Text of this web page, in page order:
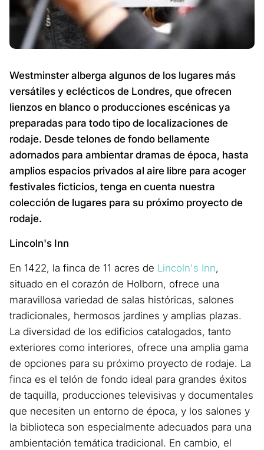
Westminster alberga algunos de los lugares más
versátiles y eclécticos de Londres, que ofrecen
lienzos en blanco o producciones escénicas ya
preparadas para todo tipo de localizaciones de
rodaje. Desde telones de fondo bellamente
adornados para ambientar dramas de época, hasta
amplios espacios privados al aire libre para acoger
festivales ficticios, tenga en cuenta nuestra
colección de lugares para su próximo proyecto de
rodaje.
Lincoln's Inn
En 1422, la finca de 11 acres de Lincoln's Inn,
situado en el corazón de Holborn, ofrece una
maravillosa variedad de salas históricas, salones
tradicionales, hermosos jardines y amplias plazas.
La diversidad de los edificios catalogados, tanto
exteriores como interiores, ofrece una amplia gama
de opciones para su próximo proyecto de rodaje. La
finca es el telón de fondo ideal para grandes éxitos
de taquilla, producciones televisivas y documentales
que necesiten un entorno de época, y los salones y
la biblioteca son especialmente adecuados para una
ambientación temática tradicional. En cambio, el